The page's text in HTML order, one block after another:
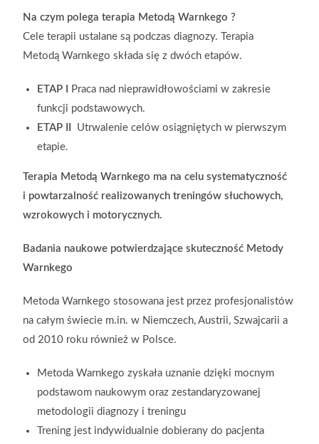
Na czym polega terapia MetodąWarnkego ?
Cele terapii ustalane są podczas diagnozy. Terapia
Metodą Warnkego składa się z dwóch etapów.
ETAP I
Praca nad nieprawidłowościami w zakresie
funkcji podstawowych.
ETAP II
Utrwalenie celów osiągniętych w pierwszym
etapie.
Terapia Metodą Warnkego ma na celu systematyczność
i powtarzalność realizowanych treningów słuchowych,
wzrokowych i motorycznych.
Badania naukowe potwierdzające skuteczność Metody
Warnkego
Metoda Warnkego stosowana jest przez profesjonalistów
na całym świecie m.in. w Niemczech, Austrii, Szwajcarii a
od 2010 roku również w Polsce.
Metoda Warnkego zyskała uznanie dzięki mocnym
podstawom naukowym oraz zestandaryzowanej
metodologii diagnozy i treningu
Trening jest indywidualnie dobierany do pacjenta